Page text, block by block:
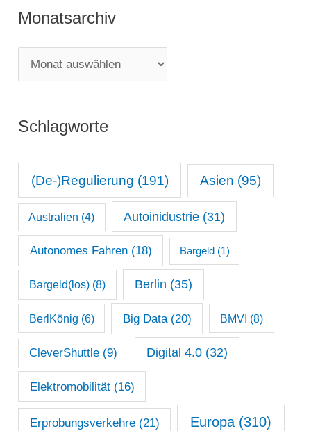
e
g
n
Monatsarchiv
o
a
a
h
Schlagworte
(De-)Regulierung (191) Asien (95)
Australien (4) Autoinidustrie(31)
Autonomes Fahren(18) Bargeld(1)
Bargeld(los)(8) Berlin (35)
BerlKönig (6) Big Data(20) BMVI (8)
CleverShuttle (9) Digital 4.0(32)
Elektromobilität(16)
Erprobungsverkehre(21) Europa (310)